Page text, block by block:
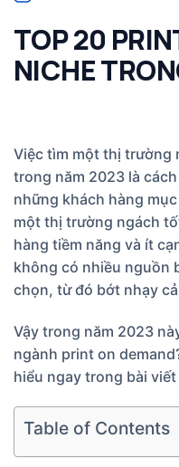
TOP 20
NICHE
Việc tìm một thị trường
trong năm 2023 là
những khách hàng
một thị trường ngách
hàng tiềm năng và ít
không có nhiều nguồn
chọn, từ đó bớt nhạy
Vậy trong năm 2023
ngành print on
hiểu ngay trong bài viết
Table of Contents